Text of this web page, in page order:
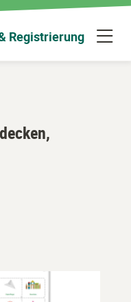
Registrierung